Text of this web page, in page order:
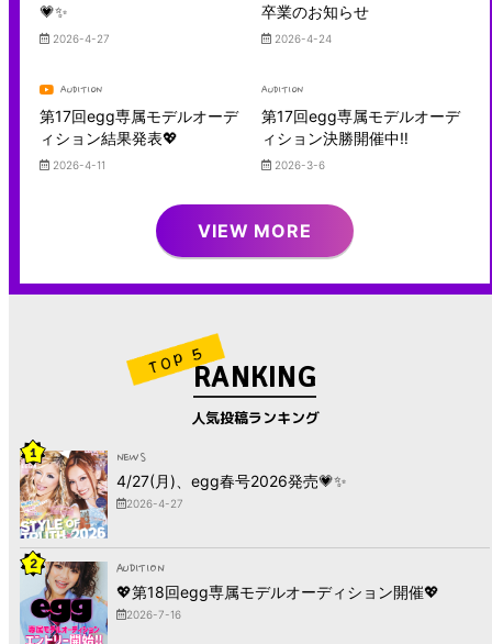
💗✨
2026-4-27
卒業のお知らせ
2026-4-24
AUDITION
第17回egg専属モデルオーデ
ィション結果発表💖
2026-4-11
AUDITION
第17回egg専属モデルオーデ
ィション決勝開催中‼︎
2026-3-6
VIEW MORE
RANKING
人気投稿ランキング
1 NEWS
4/27(月)、egg春号2026発売💗✨
2026-4-27
2 AUDITION
💖第18回egg専属モデルオーディション開催💖
2026-7-16